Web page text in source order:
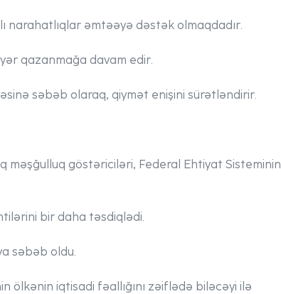
narahatlıqlar əmtəəyə dəstək olmaqdadır.
qazanmağa davam edir.
səbəb olaraq, qiymət enişini sürətləndirir.
məşğulluq göstəriciləri, Federal Ehtiyat Sisteminin
bir daha təsdiqlədi.
səbəb oldu.
ölkənin iqtisadi fəallığını zəiflədə biləcəyi ilə